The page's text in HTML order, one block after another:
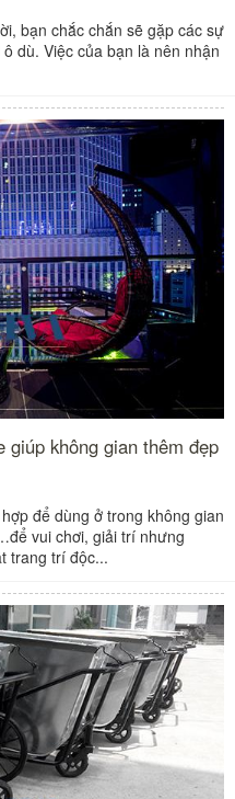
bạn chắc chắn sẽ gặp các sự
dù. Việc của bạn là nên nhận
giúp không gian thêm đẹp
để dùng ở trong không gian
vui chơi, giải trí nhưng
trang trí độc...